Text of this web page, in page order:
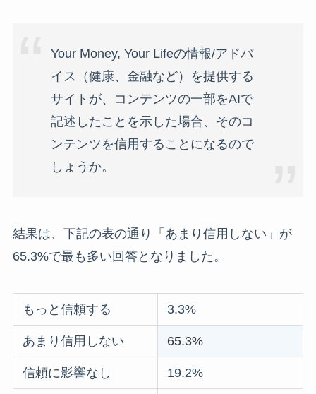
Your Money, Your Lifeの情報/アドバ
イス（健康、金融など）を提供する
サイトが、コンテンツの一部をAIで
記述したことを示した場合、そのコ
ンテンツを信用することになるので
しょうか。
結果は、下記の表の通り「あまり信用しない」が
65.3%で最も多い回答となりました。
もっと信頼する 3.3%
あまり信用しない 65.3%
信頼に影響なし 19.2%